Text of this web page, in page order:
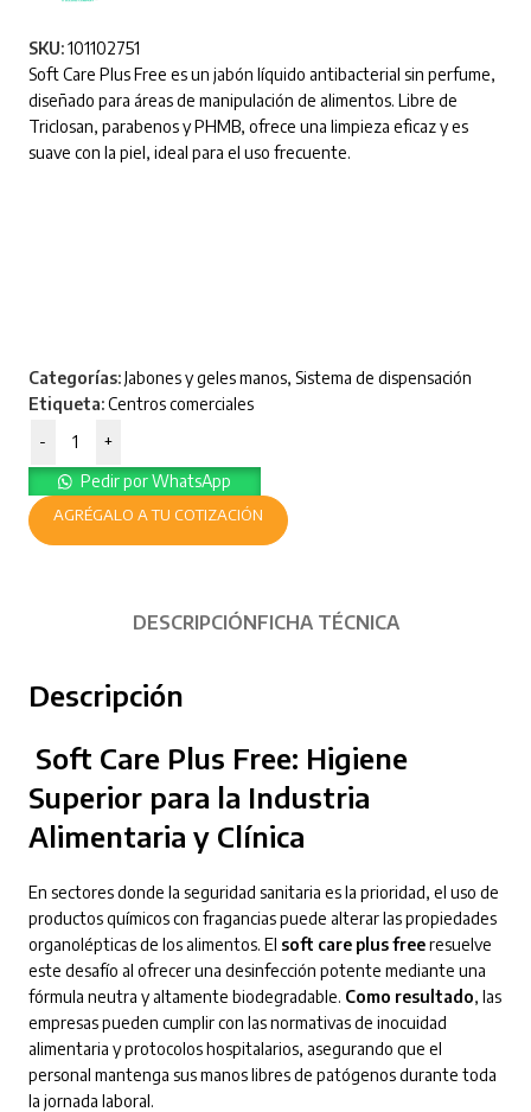
SKU:101102751
Soft Care Plus Free es un jabón líquido antibacterial sin perfume,
diseñado para áreas de manipulación de alimentos. Libre de
Triclosan, parabenos y PHMB, ofrece una limpieza eficaz y es
suave con la piel, ideal para el uso frecuente.
Categorías:Jabones y geles manos, Sistema de dispensación
Etiqueta:Centros comerciales
-
+
Pedir por WhatsApp
AGRÉGALO A TU COTIZACIÓN
DESCRIPCIÓNFICHA TÉCNICA
Descripción
Soft Care Plus Free: Higiene
Superior para la Industria
Alimentaria y Clínica
En sectores donde la seguridad sanitaria es la prioridad, el uso de
productos químicos con fragancias puede alterar las propiedades
organolépticas de los alimentos. El soft care plus freeresuelve
este desafío al ofrecer una desinfección potente mediante una
fórmula neutra y altamente biodegradable. Como resultado, las
empresas pueden cumplir con las normativas de inocuidad
alimentaria y protocolos hospitalarios, asegurando que el
personal mantenga sus manos libres de patógenos durante toda
la jornada laboral.